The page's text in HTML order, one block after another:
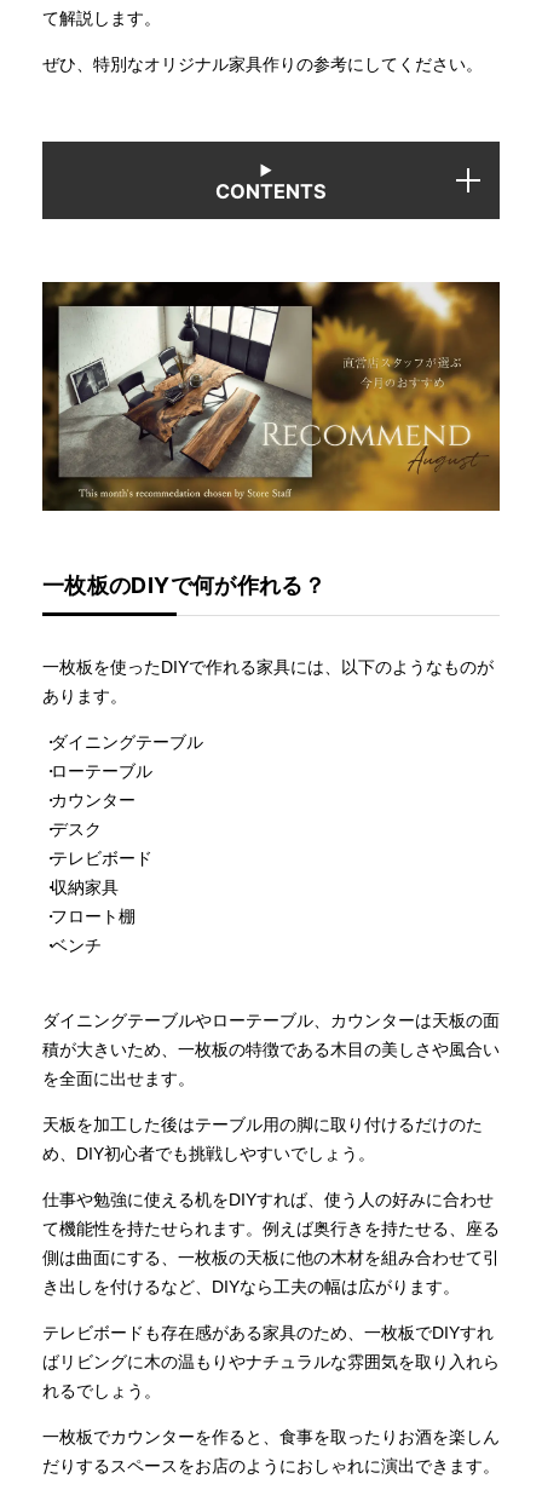
INFORMATION
MOKUBA CHANNEL
よくあるご質問
お問い合わせ
て解説します。
ぜひ、特別なオリジナル家具作りの参考にしてください。
CONTENTS
一枚板のDIYで何が作れる？
一枚板を使ったDIYで作れる家具には、以下のようなものが
あります。
ダイニングテーブル
ローテーブル
カウンター
デスク
テレビボード
収納家具
フロート棚
ベンチ
ダイニングテーブルやローテーブル、カウンターは天板の面
積が大きいため、一枚板の特徴である木目の美しさや風合い
を全面に出せます。
天板を加工した後はテーブル用の脚に取り付けるだけのた
め、DIY初心者でも挑戦しやすいでしょう。
仕事や勉強に使える机をDIYすれば、使う人の好みに合わせ
て機能性を持たせられます。例えば奥行きを持たせる、座る
側は曲面にする、一枚板の天板に他の木材を組み合わせて引
き出しを付けるなど、DIYなら工夫の幅は広がります。
テレビボードも存在感がある家具のため、一枚板でDIYすれ
ばリビングに木の温もりやナチュラルな雰囲気を取り入れら
れるでしょう。
一枚板でカウンターを作ると、食事を取ったりお酒を楽しん
だりするスペースをお店のようにおしゃれに演出できます。